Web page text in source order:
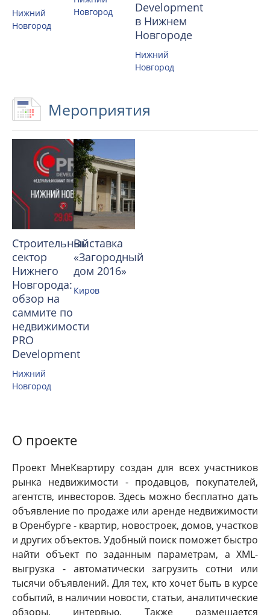
Нижний
Новгород
Новгород
Development
в Нижнем
Новгороде
Нижний
Новгород
Мероприятия
Строительный
сектор
Нижнего
Новгорода:
обзор на
саммите по
недвижимости
PRO
Development
Нижний
Новгород
Выставка
«Загородный
дом 2016»
Киров
О проекте
Проект МнеКвартиру создан для всех участников
рынка недвижимости - продавцов, покупателей,
агентств, инвесторов. Здесь можно бесплатно дать
объявление по продаже или аренде недвижимости
в Оренбурге - квартир, новостроек, домов, участков
и других объектов. Удобный поиск поможет быстро
найти объект по заданным параметрам, а XML-
выгрузка - автоматически загрузить сотни или
тысячи объявлений. Для тех, кто хочет быть в курсе
событий, в наличии новости, статьи, аналитические
обзоры, интервью. Также размещается